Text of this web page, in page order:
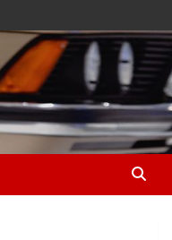
el sector automotriz